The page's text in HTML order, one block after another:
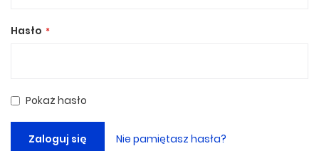
Hasło
Pokaż hasło
Zaloguj się Nie pamiętasz hasła?